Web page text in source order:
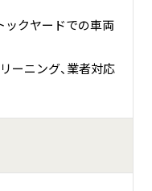
ックヤードでの車両
ーニング、業者対応